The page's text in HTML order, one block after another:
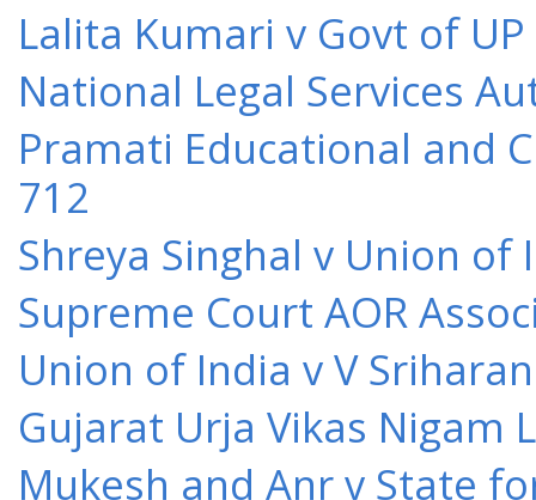
Lalita Kumari v Govt of
National Legal Services
Pramati Educational and
712
Shreya Singhal v Union of
Supreme Court AOR
Union of India v V
Gujarat Urja Vikas Nigam
Mukesh and Anr v State